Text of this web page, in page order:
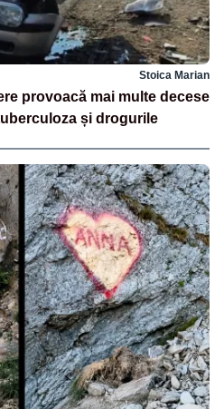
Stoica Marian
provoacă mai multe decese
și drogurile